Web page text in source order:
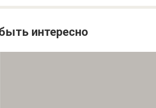
интересно